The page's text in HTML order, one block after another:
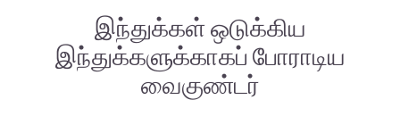
இந்துக்கள் ஒடுக்கிய
இந்துக்களுக்காகப் போராடிய
வைகுண்டர்